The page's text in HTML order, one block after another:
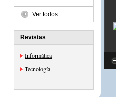
Ver todos
Revistas
Informática
Tecnología